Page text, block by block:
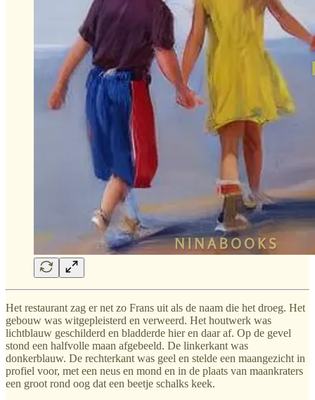
Het restaurant zag er net zo Frans uit als de naam die het droeg. Het
gebouw was witgepleisterd en verweerd. Het houtwerk was
lichtblauw geschilderd en bladderde hier en daar af. Op de gevel
stond een halfvolle maan afgebeeld. De linkerkant was
donkerblauw. De rechterkant was geel en stelde een maangezicht in
profiel voor, met een neus en mond en in de plaats van maankraters
een groot rond oog dat een beetje schalks keek.